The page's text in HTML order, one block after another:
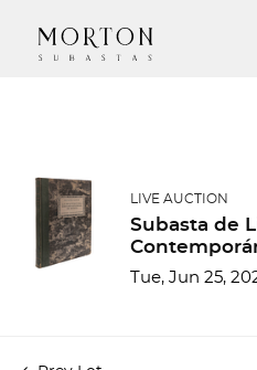
LIVE AUCTION
Subasta de
Tue, Jun 25,